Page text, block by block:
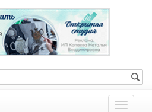
Показать